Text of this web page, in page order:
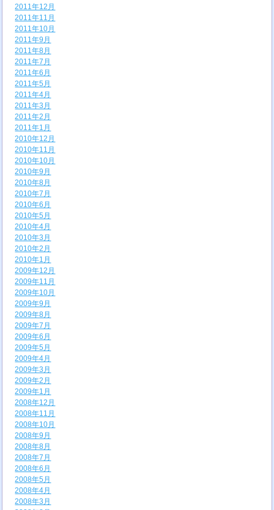
2011年12月
2011年11月
2011年10月
2011年9月
2011年8月
2011年7月
2011年6月
2011年5月
2011年4月
2011年3月
2011年2月
2011年1月
2010年12月
2010年11月
2010年10月
2010年9月
2010年8月
2010年7月
2010年6月
2010年5月
2010年4月
2010年3月
2010年2月
2010年1月
2009年12月
2009年11月
2009年10月
2009年9月
2009年8月
2009年7月
2009年6月
2009年5月
2009年4月
2009年3月
2009年2月
2009年1月
2008年12月
2008年11月
2008年10月
2008年9月
2008年8月
2008年7月
2008年6月
2008年5月
2008年4月
2008年3月